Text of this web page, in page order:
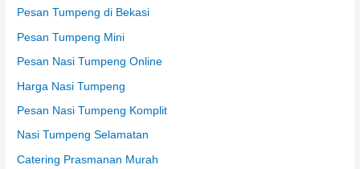
Pesan Tumpeng di Bekasi
Pesan Tumpeng Mini
Pesan Nasi Tumpeng Online
Harga Nasi Tumpeng
Pesan Nasi Tumpeng Komplit
Nasi Tumpeng Selamatan
Catering Prasmanan Murah